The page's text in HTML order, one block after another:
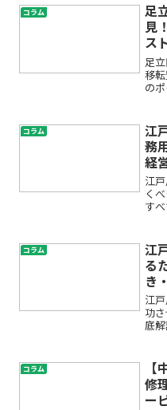
コラム
足
見
ス
足
移
の
移
わ
せ
え
コラム
江
務
経
江
く
す
務
者
任
か
コラム
江
る
き
江
功
底
移
か
る
安…
コラム
修
ー